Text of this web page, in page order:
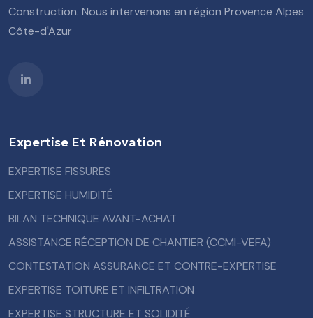
Construction. Nous intervenons en région Provence Alpes
Côte-d'Azur
Expertise Et Rénovation
EXPERTISE FISSURES
EXPERTISE HUMIDITÉ
BILAN TECHNIQUE AVANT-ACHAT
ASSISTANCE RÉCEPTION DE CHANTIER (CCMI-VEFA)
CONTESTATION ASSURANCE ET CONTRE-EXPERTISE
EXPERTISE TOITURE ET INFILTRATION
EXPERTISE STRUCTURE ET SOLIDITÉ